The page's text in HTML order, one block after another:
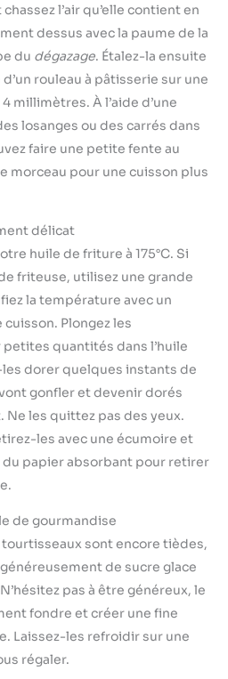
l’air qu’elle contient en
dessus avec la paume de la
du dégazage. Étalez-la ensuite
rouleau à pâtisserie sur une
millimètres. À l’aide d’une
losanges ou des carrés dans
faire une petite fente au
morceau pour une cuisson plus
délicat
huile de friture à 175°C. Si
friteuse, utilisez une grande
la température avec un
Plongez les
quantités dans l’huile
dorer quelques instants de
gonfler et devenir dorés
les quittez pas des yeux.
les avec une écumoire et
papier absorbant pour retirer
de gourmandise
sont encore tièdes,
de sucre glace
pas à être généreux, le
fondre et créer une fine
Laissez-les refroidir sur une
régaler.